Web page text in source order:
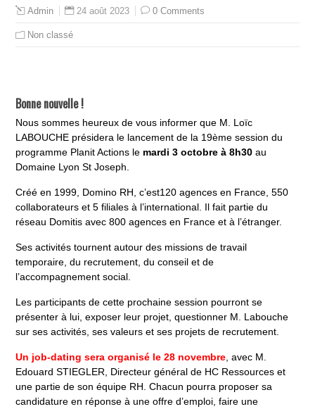
Admin 24 août 2023 0 Comments
Non classé
Bonne nouvelle !
Nous sommes heureux de vous informer que M. Loïc
LABOUCHE présidera le lancement de la 19ème session du
programme Planit Actions le mardi 3 octobre à 8h30 au
Domaine Lyon St Joseph.
Créé en 1999, Domino RH, c’est120 agences en France, 550
collaborateurs et 5 filiales à l’international. Il fait partie du
réseau Domitis avec 800 agences en France et à l’étranger.
Ses activités tournent autour des missions de travail
temporaire, du recrutement, du conseil et de
l’accompagnement social.
Les participants de cette prochaine session pourront se
présenter à lui, exposer leur projet, questionner M. Labouche
sur ses activités, ses valeurs et ses projets de recrutement.
Un job-dating sera organisé le 28 novembre , avec M.
Edouard STIEGLER, Directeur général de HC Ressources et
une partie de son équipe RH. Chacun pourra proposer sa
candidature en réponse à une offre d’emploi, faire une